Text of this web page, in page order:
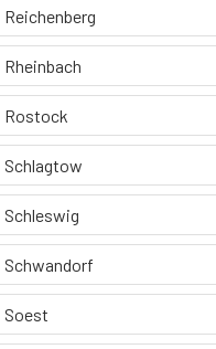
Reichenberg
Rheinbach
Rostock
Schlagtow
Schleswig
Schwandorf
Soest